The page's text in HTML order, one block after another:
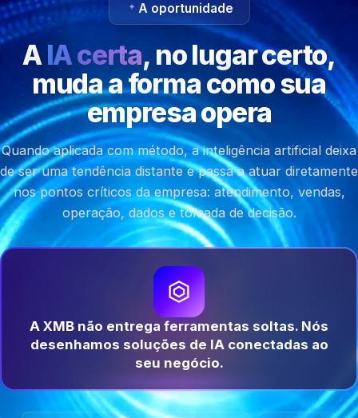
A oportunidade
AIA certa, no lugar certo,
muda a forma como sua
empresa opera
Quando aplicada com método, a inteligência artificial deixa
de ser uma tendência distante e passa a atuar diretamente
nos pontos críticos da empresa: atendimento, vendas,
operação, dados e tomada de decisão.
A XMB não entrega ferramentas soltas. Nós
desenhamos soluções de IA conectadas ao
seu negócio.